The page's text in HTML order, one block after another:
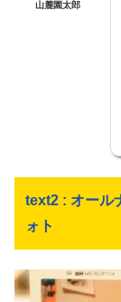
山麓園太郎
text2 : オール
ォト